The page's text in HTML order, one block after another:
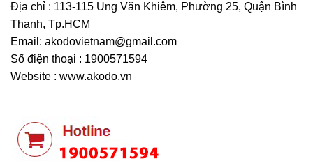
Địa chỉ : 113-115 Ung Văn Khiêm, Phường 25, Quận Bình
Thạnh, Tp.HCM
Email: akodovietnam@gmail.com
Số điện thoại : 1900571594
Website : www.akodo.vn